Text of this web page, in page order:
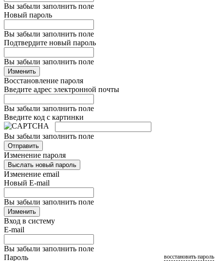
Вы забыли заполнить поле
Новый пароль
Вы забыли заполнить поле
Подтвердите новый пароль
Вы забыли заполнить поле
Изменить
Восстановление пароля
Введите адрес электронной почты
Вы забыли заполнить поле
Введите код с картинки
Вы забыли заполнить поле
Отправить
Изменение пароля
Выслать новый пароль
Изменение email
Новый E-mail
Вы забыли заполнить поле
Изменить
Вход в систему
E-mail
Вы забыли заполнить поле
Пароль
восстановить пароль